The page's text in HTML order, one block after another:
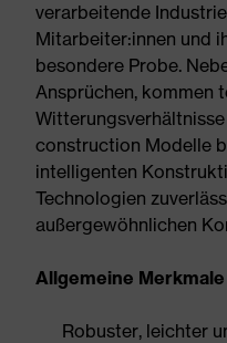
verarbeitende
Mitarbeiter:innen und
besondere Probe.
Ansprüchen, kommen
construction Modelle
intelligenten
Technologien
außergewöhnlichen
Allgemeine Merkmale
Robuster, leichter